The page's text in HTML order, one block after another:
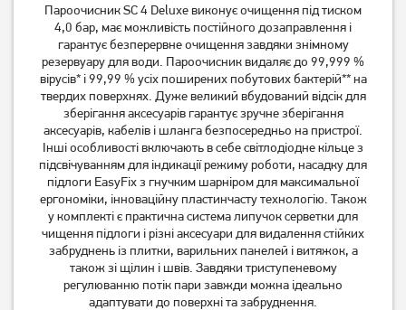
Пароочисник Ardesto STC-
C1200W3-5
грн
1 479грн
Пароочисник Ardesto STC-
C1200W3-5
1 829грн
Пароочисник Karcher SC 3
Пароочисник Karcher SC 4
Пароочисник SC 4 Deluxe виконує очищення під тиском
4,0 бар, має можливість постійного дозаправлення і
гарантує безперервне очищення завдяки знімному
резервуару для води. Пароочисник видаляє до 99,999 %
вірусів* і 99,99 % усіх поширених побутових бактерій** на
твердих поверхнях. Дуже великий вбудований відсік для
зберігання аксесуарів гарантує зручне зберігання
аксесуарів, кабелів і шланга безпосередньо на пристрої.
Інші особливості включають в себе світлодіодне кільце з
підсвічуванням для індикації режиму роботи, насадку для
підлоги EasyFix з гнучким шарніром для максимальної
ергономіки, інноваційну пластинчасту технологію. Також
у комплекті є практична система липучок серветки для
чищення підлоги і різні аксесуари для видалення стійких
забруднень із плитки, варильних панелей і витяжок, а
також зі щілин і швів. Завдяки триступеневому
регулюванню потік пари завжди можна ідеально
адаптувати до поверхні та забруднення.